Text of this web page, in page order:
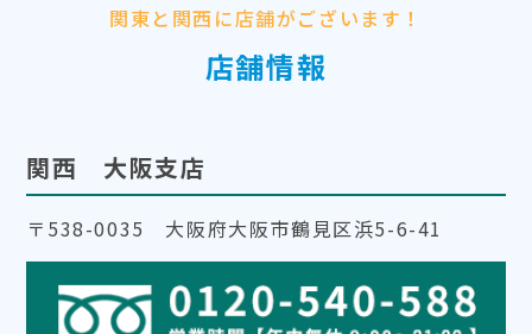
関東と関西に店舗がございます！
店舗情報
関西 大阪支店
〒538-0035 大阪府大阪市鶴見区浜5-6-41